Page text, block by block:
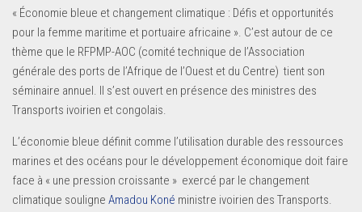
« Économie bleue et changement climatique : Défis et opportunités
pour la femme maritime et portuaire africaine ». C’est autour de ce
thème que le RFPMP-AOC (comité technique de l’Association
générale des ports de l’Afrique de l’Ouest et du Centre) tient son
séminaire annuel. Il s’est ouvert en présence des ministres des
Transports ivoirien et congolais.
L’économie bleue définit comme l’utilisation durable des ressources
marines et des océans pour le développement économique doit faire
face à « une pression croissante » exercé par le changement
climatique souligne Amadou Koné ministre ivoirien des Transports.